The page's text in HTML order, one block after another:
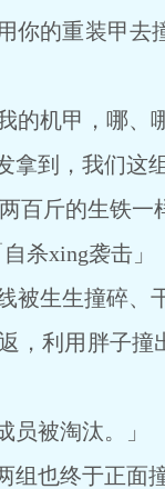
的重装甲去
甲，哪、哪
到，我们这组
斤的生铁一
xing袭击」
生生撞碎、干
利用胖子撞
被淘汰。」
也终于正面撞